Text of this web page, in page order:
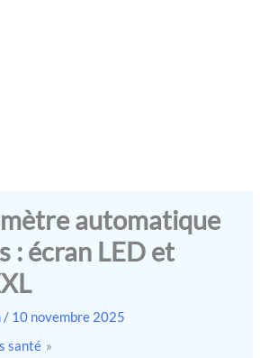
automatique
: écran LED et
/ 10 novembre 2025
santé